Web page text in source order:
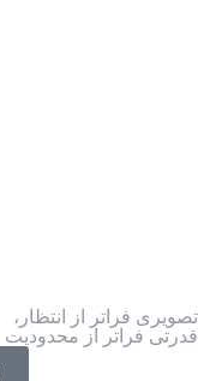
تصویری فراتر از انتظار،
قدرتی فراتر از محدودیت